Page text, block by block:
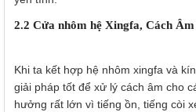
2.2 Cửa nhôm hệ Xingfa, Cách
Khi ta kết hợp hệ nhôm xingfa và
giải pháp tốt để xử lý cách âm cho
hưởng rất lớn vì tiếng ồn, tiếng còi